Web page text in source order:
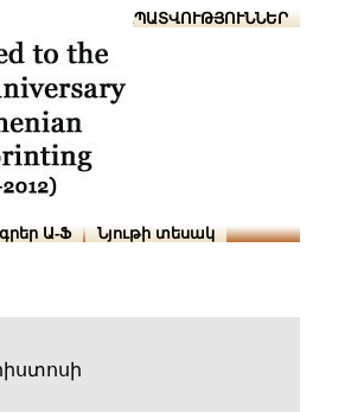
ՆԱԽԱՊԱՏՎՈՒԹՅՈՒՆՆԵՐ
Ա-Ֆ Նյութի տեսակ